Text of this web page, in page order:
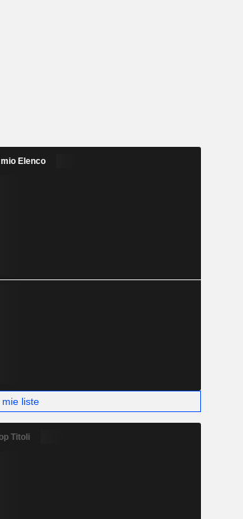
25,52 Mrd
mio Elenco
mie liste
Titoli